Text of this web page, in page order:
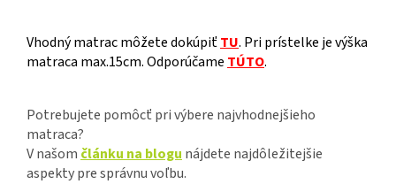
Vhodný matrac môžete dokúpiťTU. Pri prístelke je výška
matraca max.15cm. Odporúčame TÚTO.
Potrebujete pomôcť pri výbere najvhodnejšieho
matraca?
V našom článku na blogu nájdete najdôležitejšie
aspekty pre správnu voľbu.